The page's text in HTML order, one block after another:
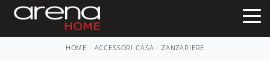
HOME - ACCESSORI CASA - ZANZARIERE